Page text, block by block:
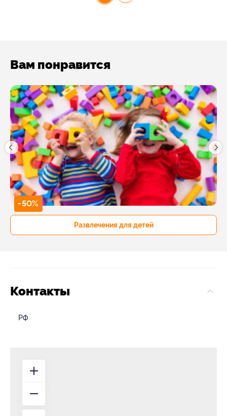
Вам понравится
-50%
Развлечения для детей
Контакты
РФ